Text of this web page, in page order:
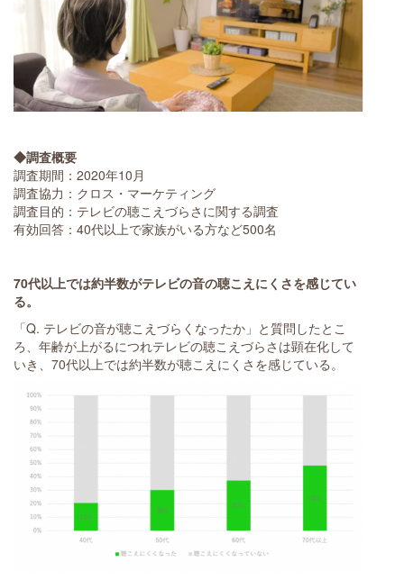
◆調査概要
調査期間：2020年10月
調査協力：クロス・マーケティング
調査目的：テレビの聴こえづらさに関する調査
有効回答：40代以上で家族がいる方など500名
70代以上では約半数がテレビの音の聴こえにくさを感じてい
る。
「Q. テレビの音が聴こえづらくなったか」と質問したとこ
ろ、年齢が上がるにつれテレビの聴こえづらさは顕在化して
いき、70代以上では約半数が聴こえにくさを感じている。